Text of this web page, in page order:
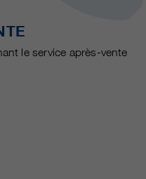
le service après-vente